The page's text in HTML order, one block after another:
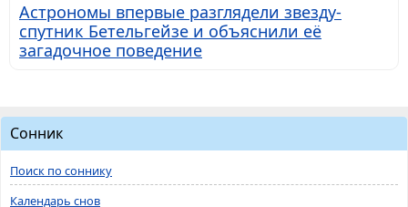
Астрономы впервые разглядели звезду-
спутник Бетельгейзе и объяснили её
загадочное поведение
Сонник
Поиск по соннику
Календарь снов